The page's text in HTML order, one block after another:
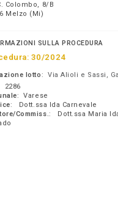
Colombo, 8/B
Melzo (Mi)
SULLA PROCEDURA
30/2024
lotto :Via Alioli e Sassi,
2286
: Varese
: Dott.ssa Ida Carnevale
Commiss.: Dott.ssa Maria